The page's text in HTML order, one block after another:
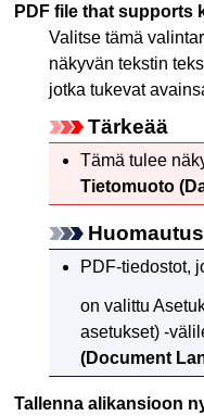
PDF file that supports
Valitse tämä
näkyvän tekstin
jotka tukevat
Tärkeää
Tämä tulee
Tietomuoto
Huomautus
PDF-tiedostot,
on valittu
asetukset) -
(Document
Tallenna alikansioon